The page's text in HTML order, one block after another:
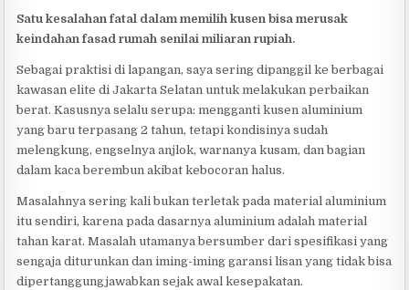
Satu kesalahan fatal dalam memilih kusen bisa merusak
keindahan fasad rumah senilai miliaran rupiah.
Sebagai praktisi di lapangan, saya sering dipanggil ke berbagai
kawasan elite di Jakarta Selatan untuk melakukan perbaikan
berat. Kasusnya selalu serupa: mengganti kusen aluminium
yang baru terpasang 2 tahun, tetapi kondisinya sudah
melengkung, engselnya anjlok, warnanya kusam, dan bagian
dalam kaca berembun akibat kebocoran halus.
Masalahnya sering kali bukan terletak pada material aluminium
itu sendiri, karena pada dasarnya aluminium adalah material
tahan karat. Masalah utamanya bersumber dari spesifikasi yang
sengaja diturunkan dan iming-iming garansi lisan yang tidak bisa
dipertanggungjawabkan sejak awal kesepakatan.